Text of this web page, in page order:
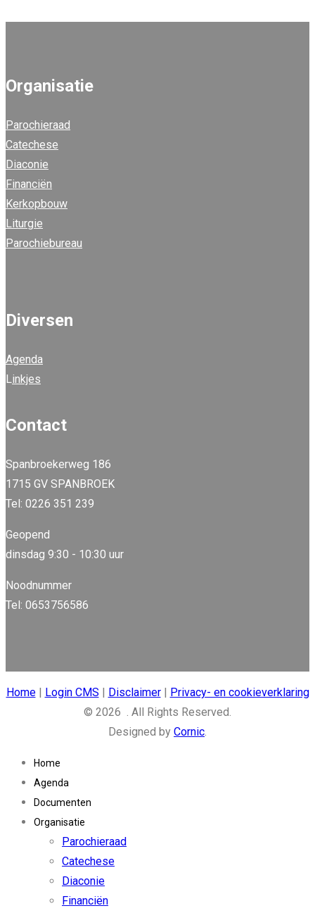
Organisatie
Parochieraad
Catechese
Diaconie
Financiën
Kerkopbouw
Liturgie
Parochiebureau
Diversen
Agenda
Linkjes
Contact
Spanbroekerweg 186
1715 GV SPANBROEK
Tel: 0226 351 239
Geopend
dinsdag 9:30 - 10:30 uur
Noodnummer
Tel: 0653756586
Home| Login CMS | Disclaimer| Privacy- en cookieverklaring
© 2026 . All Rights Reserved.
Designed by Cornic
Home
Agenda
Documenten
Organisatie
Parochieraad
Catechese
Diaconie
Financiën